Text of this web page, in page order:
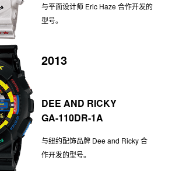
与平面设计师 Eric Haze 合作开发的
型号。
2013
DEE AND RICKY
GA-110DR-1A
与纽约配饰品牌 Dee and Ricky 合
作开发的型号。